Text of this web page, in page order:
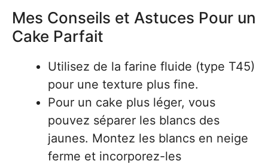
Mes Conseils et Astuces Pour un
Cake Parfait
Utilisez de la farine fluide (type T45)
pour une texture plus fine.
Pour un cake plus léger, vous
pouvez séparer les blancs des
jaunes. Montez les blancs en neige
ferme et incorporez-les